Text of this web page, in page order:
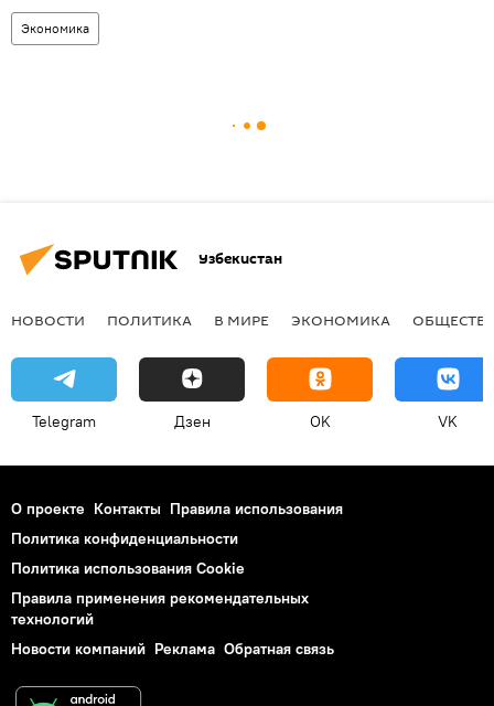
Экономика
Узбекистан
НОВОСТИ ПОЛИТИКА В МИРЕ ЭКОНОМИКА
Telegram Дзен OK VK
О проекте Контакты Правила использования
Политика конфиденциальности
Политика использования Cookie
Правила применения рекомендательных
технологий
Новости компаний Реклама Обратная связь